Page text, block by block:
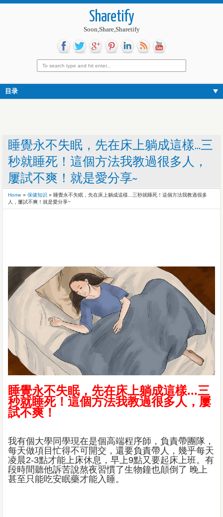
Sharetify
Soon,Share,Sharetify
目录
睡覺永不失眠，先在床上躺成這樣...三
秒就睡死！這個方法我教過很多人，
屢試不爽！就是愛分享~
Home » 保健知识 » 睡覺永不失眠，先在床上躺成這樣...三秒就睡死！這個方法我教過很多
人，屢試不爽！就是愛分享~
睡覺永不失眠，先在床上躺成這樣...三
秒就睡死！這個方法我教過很多人，屢
試不爽！
我有個大學同學現在是個高端程序師，負責帶團隊，
每天做項目忙得不可開交，還要負責帶人，幾乎每天
凌晨2-3點才能上床休息，早上9點又要起床上班。有
段時間聽他訴苦說熬夜習慣了生物鐘也顛倒了 晚上
甚至只能吃安眠藥才能入睡。